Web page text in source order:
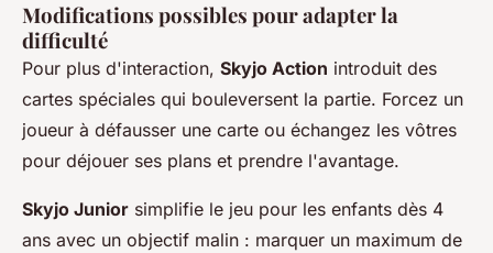
Modifications possibles pour adapter la
difficulté
Pour plus d'interaction, Skyjo Action introduit des
cartes spéciales qui bouleversent la partie. Forcez un
joueur à défausser une carte ou échangez les vôtres
pour déjouer ses plans et prendre l'avantage.
Skyjo Junior simplifie le jeu pour les enfants dès 4
ans avec un objectif malin : marquer un maximum de